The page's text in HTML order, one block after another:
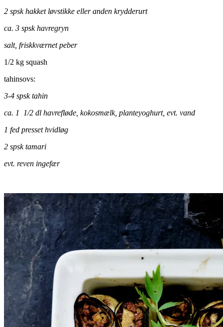
2 spsk hakket løvstikke eller anden krydderurt
ca. 3 spsk havregryn
salt, friskkværnet peber
1/2 kg squash
tahinsovs:
3-4 spsk tahin
ca. 1 1/2 dl havrefløde, kokosmælk, planteyoghurt, evt. vand
1 fed presset hvidløg
2 spsk tamari
evt. reven ingefær